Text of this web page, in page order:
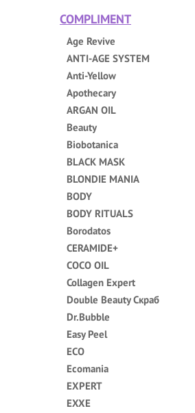
COMPLIMENT
Age Revive
ANTI-AGE SYSTEM
Anti-Yellow
Apothecary
ARGAN OIL
Beauty
Biobotanica
BLACK MASK
BLONDIE MANIA
BODY
BODY RITUALS
Borodatos
CERAMIDE+
COCO OIL
Collagen Expert
Double Beauty Скраб
Dr.Bubble
Easy Peel
ECO
Ecomania
EXPERT
EXXE